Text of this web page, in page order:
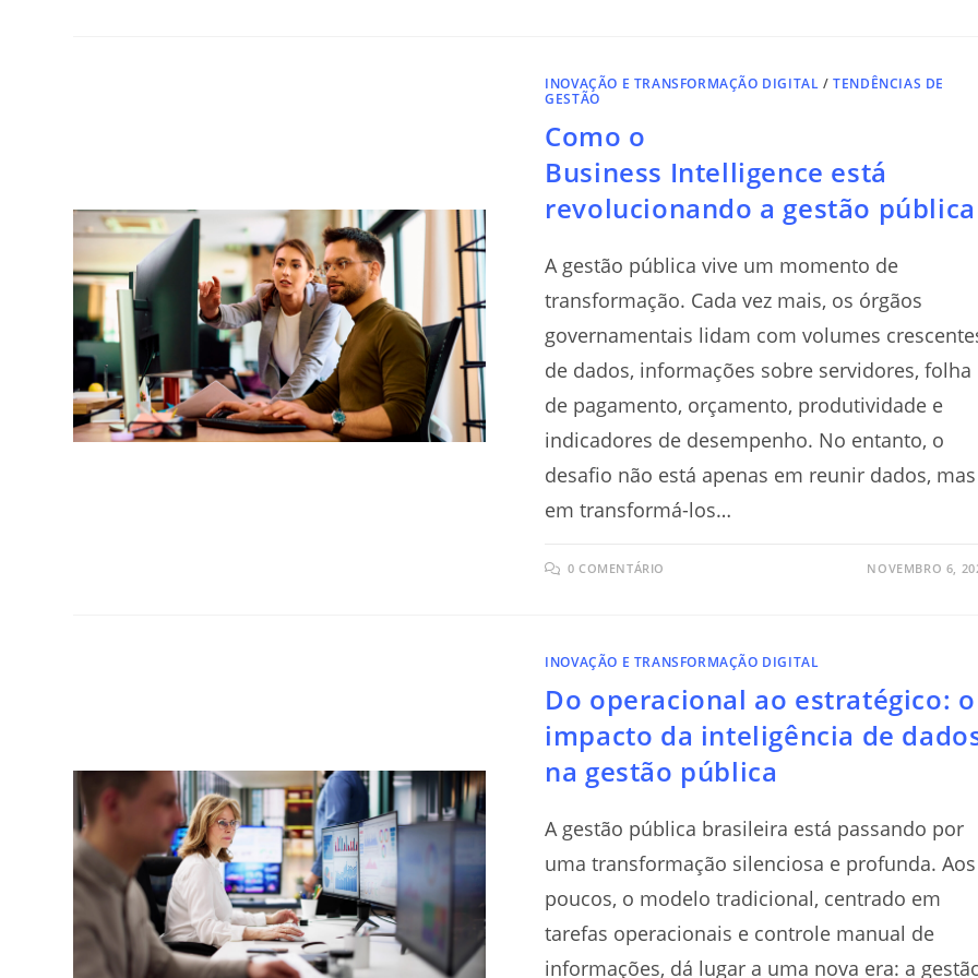
INOVAÇÃO E TRANSFORMAÇÃO DIGITAL /TENDÊNCIAS DE
GESTÃO
Como o
Business Intelligence está
revolucionando a gestão
A gestão pública vive um momento de
transformação. Cada vez mais, os órgãos
governamentais lidam com volumes
de dados, informações sobre servidores, folha
de pagamento, orçamento, produtividade e
indicadores de desempenho. No entanto, o
desafio não está apenas em reunir dados, mas
em transformá-los…
0 COMENTÁRIO NOVEMBRO 6,
INOVAÇÃO E TRANSFORMAÇÃO DIGITAL
Do operacional ao estratégico: o
impacto da inteligência de
na gestão pública
A gestão pública brasileira está passando por
uma transformação silenciosa e profunda. Aos
poucos, o modelo tradicional, centrado em
tarefas operacionais e controle manual de
informações, dá lugar a uma nova era: a